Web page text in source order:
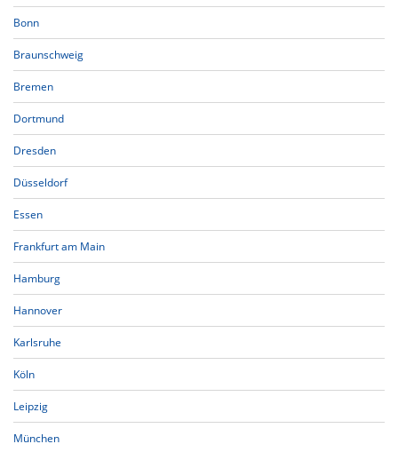
Bonn
Braunschweig
Bremen
Dortmund
Dresden
Düsseldorf
Essen
Frankfurt am Main
Hamburg
Hannover
Karlsruhe
Köln
Leipzig
München